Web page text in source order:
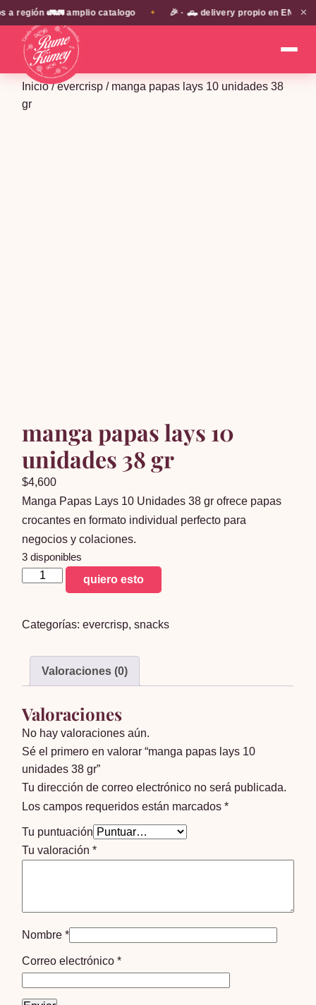
🚛🚛 amplio catalogo ✦ 🎉 · 🛻 delivery propio en EN TODA
✕
Inicio/evercrisp / manga papas lays 10 unidades 38
gr
manga papas lays 10
unidades 38 gr
$4,600
Manga Papas Lays 10 Unidades 38 gr ofrece papas
crocantes en formato individual perfecto para
negocios y colaciones.
3 disponibles
manga
10
quiero esto
Categorías:evercrisp,snacks
Valoraciones (0)
Valoraciones
No hay valoraciones aún.
Sé el primero en valorar “manga papas lays 10
unidades 38 gr”
Tu dirección de correo electrónico no será publicada.
Los campos requeridos están marcados*
Tu puntuación
Tu valoración*
Nombre*
Correo electrónico*